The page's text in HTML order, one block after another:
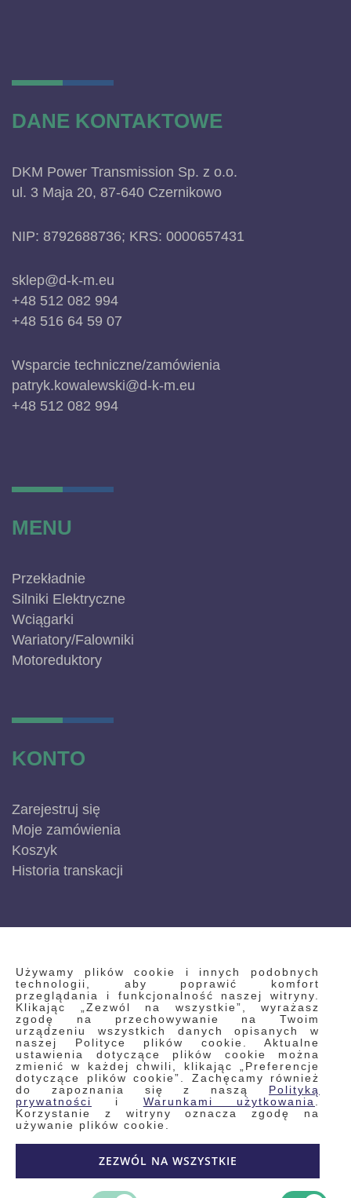
Używamy plików cookie i innych podobnych
technologii, aby poprawić komfort
przeglądania i funkcjonalność naszej witryny.
Klikając „Zezwól na wszystkie”, wyrażasz
zgodę na przechowywanie na Twoim
urządzeniu wszystkich danych opisanych w
naszej Polityce plików cookie. Aktualne
ustawienia dotyczące plików cookie można
zmienić w każdej chwili, klikając „Preferencje
dotyczące plików cookie”. Zachęcamy również
do zapoznania się z naszą Polityką
prywatności
i Warunkami użytkowania
Korzystanie z witryny oznacza zgodę na
używanie plików cookie.
ZEZWÓL NA WSZYSTKIE
DANE KONTAKTOWE
DKM Power Transmission Sp. z o.o.
ul. 3 Maja 20, 87-640 Czernikowo
NIP: 8792688736; KRS: 0000657431
sklep@d-k-m.eu
+48 512 082 994
+48 516 64 59 07
Wsparcie techniczne/zamówienia
patryk.kowalewski@d-k-m.eu
+48 512 082 994
MENU
Przekładnie
Silniki Elektryczne
Wciągarki
Wariatory/Falowniki
Motoreduktory
KONTO
Zarejestruj się
Moje zamówienia
Koszyk
Historia transkacji
INFORMACJE
Regulamin
Polityka prywatności i pliki cookie
Wyszukiwane frazy
Wyszukiwanie zaawansowane
Zamówienia
Skontaktuj się z nami
Odstąp od umowy
Kontakt